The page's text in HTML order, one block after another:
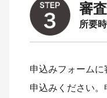
審
所要時
申込みフォームに
申込みください。